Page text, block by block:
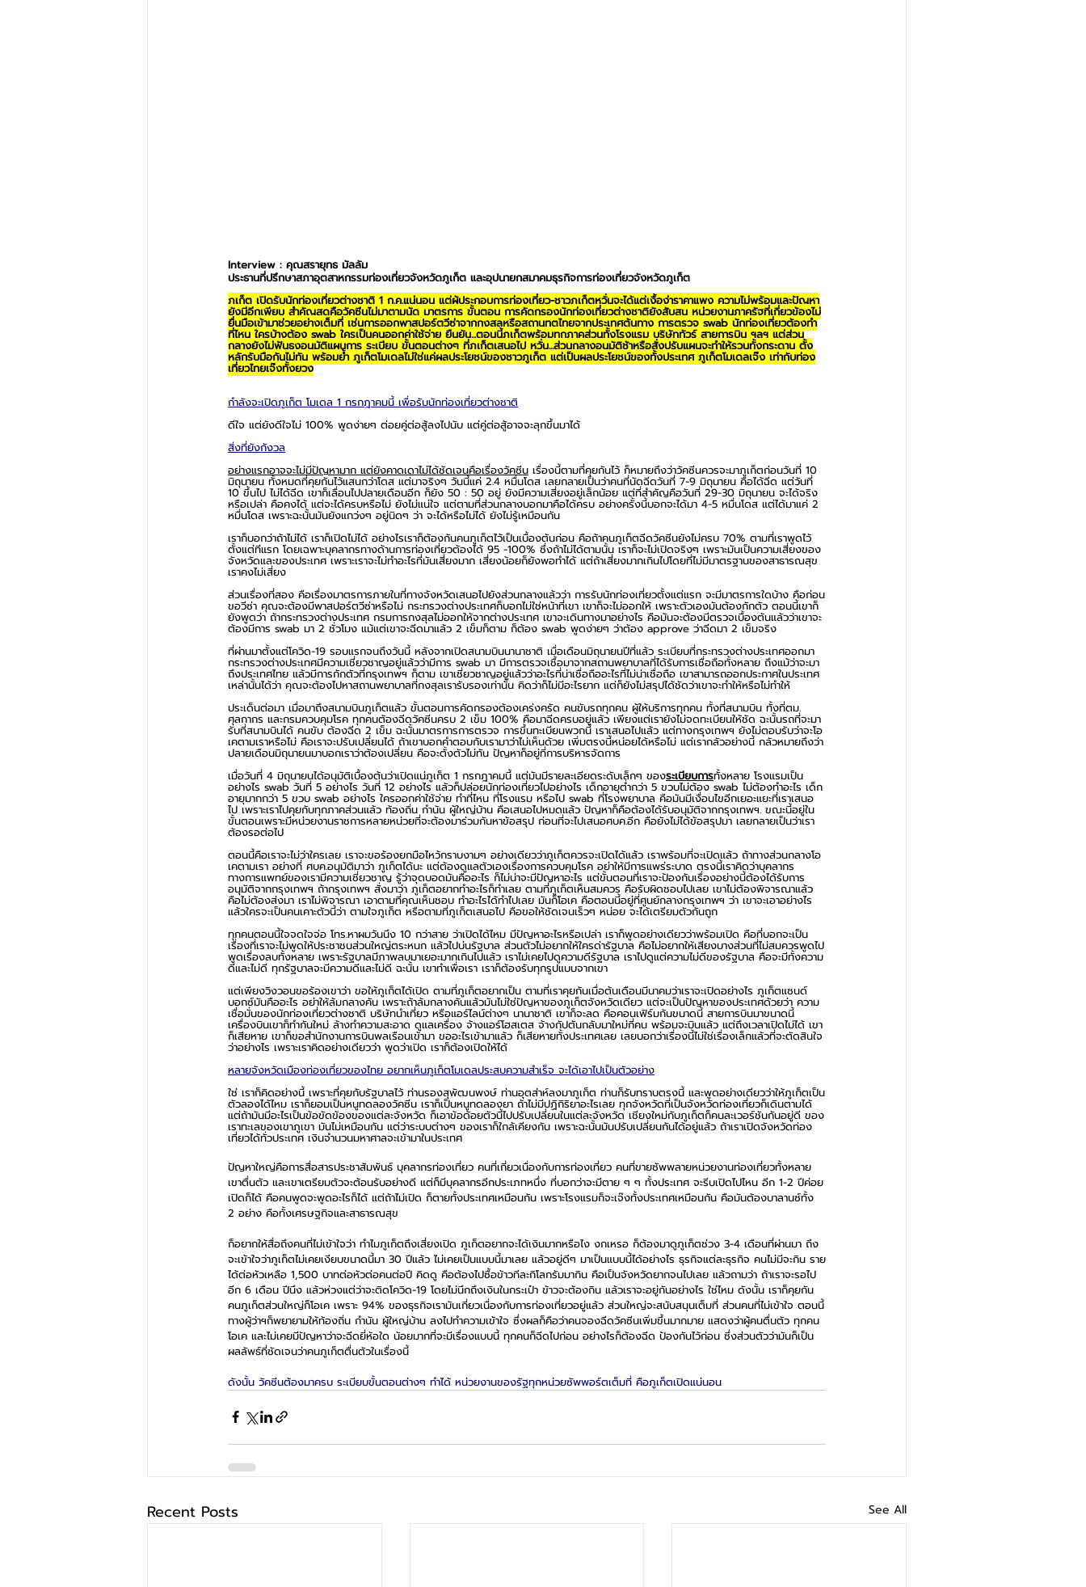
Interview : คุณสรายุทธ มัลลัม
ประธานที่ปรึกษาสภาอุตสาหกรรมท่องเที่ยวจังหวัดภูเก็ต และอุปนายกสมาคมธุรกิจการท่องเที่ยวจังหวัดภูเก็ต
ภูเก็ต เปิดรับนักท่องเที่ยวต่างชาติ 1 ก.ค.แน่นอน แต่ผู้ประกอบการท่องเที่ยว-ชาวภูเก็ตหวั่นจะได้แต่เงื้อง่าราคาแพง ความไม่พร้อมและปัญหา
ยังมีอีกเพียบ สำคัญสุดคือวัคซีนไม่มาตามนัด มาตรการ ขั้นตอน การคัดกรองนักท่องเที่ยวต่างชาติยังสับสน หน่วยงานภาครัฐที่เกี่ยวข้องไม่
ยื่นมือเข้ามาช่วยอย่างเต็มที่ เช่นการออกพาสปอร์ตวีซ่าจากกงสุลหรือสถานทูตไทยจากประเทศต้นทาง การตรวจ swab นักท่องเที่ยวต้องทำ
ที่ไหน ใครบ้างต้อง swab ใครเป็นคนออกค่าใช้จ่าย ยืนยัน...ตอนนี้ภูเก็ตพร้อมทุกภาคส่วนทั้งโรงแรม บริษัททัวร์ สายการบิน ฯลฯ แต่ส่วน
กลางยังไม่ฟันธงอนุมัติแผนการ ระเบียบ ขั้นตอนต่างๆ ที่ภูเก็ตเสนอไป หวั่น...ส่วนกลางอนุมัติช้าหรือสั่งปรับแผนจะทำให้รวนทั้งกระดาน ตั้ง
หลักรับมือกันไม่ทัน พร้อมย้ำ ภูเก็ตโมเดลไม่ใช่แค่ผลประโยชน์ของชาวภูเก็ต แต่เป็นผลประโยชน์ของทั้งประเทศ ภูเก็ตโมเดลเจ๊ง เท่ากับท่อง
เที่ยวไทยเจ๊งทั้งยวง
กำลังจะเปิดภูเก็ต โมเดล 1 กรกฎาคมนี้ เพื่อรับนักท่องเที่ยวต่างชาติ
ดีใจ แต่ยังดีใจไม่ 100% พูดง่ายๆ ต่อยคู่ต่อสู้ลงไปนับ แต่คู่ต่อสู้อาจจะลุกขึ้นมาได้
สิ่งที่ยังกังวล
อย่างแรกอาจจะไม่มีปัญหามาก แต่ยังคาดเดาไม่ได้ชัดเจนคือเรื่องวัคซีน เรื่องนี้ตามที่คุยกันไว้ ก็หมายถึงว่าวัคซีนควรจะมาภูเก็ตก่อนวันที่ 10
มิถุนายน ทั้งหมดที่คุยกันไว้แสนกว่าโดส แต่มาจริงๆ วันนี้แค่ 2.4 หมื่นโดส เลยกลายเป็นว่าคนที่นัดฉีดวันที่ 7-9 มิถุนายน คือได้ฉีด แต่วันที่
10 ขึ้นไป ไม่ได้ฉีด เขาก็เลื่อนไปปลายเดือนอีก ก็ยัง 50 : 50 อยู่ ยังมีความเสี่ยงอยู่เล็กน้อย แต่ที่สำคัญคือวันที่ 29-30 มิถุนายน จะได้จริง
หรือเปล่า คือคงได้ แต่จะได้ครบหรือไม่ ยังไม่แน่ใจ แต่ตามที่ส่วนกลางบอกมาคือได้ครบ อย่างครั้งนี้บอกจะได้มา 4-5 หมื่นโดส แต่ได้มาแค่ 2
หมื่นโดส เพราะฉะนั้นมันยังแกว่งๆ อยู่นิดๆ ว่า จะได้หรือไม่ได้ ยังไม่รู้เหมือนกัน
เราก็บอกว่าถ้าไม่ได้ เราก็เปิดไม่ได้ อย่างไรเราก็ต้องกันคนภูเก็ตไว้เป็นเบื้องต้นก่อน คือถ้าคนภูเก็ตฉีดวัคซีนยังไม่ครบ 70% ตามที่เราพูดไว้
ตั้งแต่ทีแรก โดยเฉพาะบุคลากรทางด้านการท่องเที่ยวต้องได้ 95 -100% ซึ่งถ้าไม่ได้ตามนั้น เราก็จะไม่เปิดจริงๆ เพราะมันเป็นความเสี่ยงของ
จังหวัดและของประเทศ เพราะเราจะไม่ทำอะไรที่มันเสี่ยงมาก เสี่ยงน้อยก็ยังพอทำได้ แต่ถ้าเสี่ยงมากเกินไปโดยที่ไม่มีมาตรฐานของสาธารณสุข
เราคงไม่เสี่ยง
ส่วนเรื่องที่สอง คือเรื่องมาตรการภายในที่ทางจังหวัดเสนอไปยังส่วนกลางแล้วว่า การรับนักท่องเที่ยวตั้งแต่แรก จะมีมาตรการใดบ้าง คือก่อน
ขอวีซ่า คุณจะต้องมีพาสปอร์ตวีซ่าหรือไม่ กระทรวงต่างประเทศก็บอกไม่ใช่หน้าที่เขา เขาก็จะไม่ออกให้ เพราะตัวเองมันต้องกักตัว ตอนนี้เขาก็
ยังพูดว่า ถ้ากระทรวงต่างประเทศ กรมการกงสุลไม่ออกให้จากต่างประเทศ เขาจะเดินทางมาอย่างไร คือมันจะต้องมีตรวจเบื้องต้นแล้วว่าเขาจะ
ต้องมีการ swab มา 2 ชั่วโมง แม้แต่เขาจะฉีดมาแล้ว 2 เข็มก็ตาม ก็ต้อง swab พูดง่ายๆ ว่าต้อง approve ว่าฉีดมา 2 เข็มจริง
ที่ผ่านมาตั้งแต่โควิด-19 รอบแรกจนถึงวันนี้ หลังจากเปิดสนามบินนานาชาติ เมื่อเดือนมิถุนายนปีที่แล้ว ระเบียบที่กระทรวงต่างประเทศออกมา
กระทรวงต่างประเทศมีความเชี่ยวชาญอยู่แล้วว่ามีการ swab มา มีการตรวจเชื้อมาจากสถานพยาบาลที่ได้รับการเชื่อถือทั้งหลาย ถึงแม้ว่าจะมา
ถึงประเทศไทย แล้วมีการกักตัวที่กรุงเทพฯ ก็ตาม เขาเชี่ยวชาญอยู่แล้วว่าอะไรที่น่าเชื่อถืออะไรที่ไม่น่าเชื่อถือ เขาสามารถออกประกาศในประเทศ
เหล่านั้นได้ว่า คุณจะต้องไปหาสถานพยาบาลที่กงสุลเรารับรองเท่านั้น คิดว่าก็ไม่มีอะไรยาก แต่ก็ยังไม่สรุปได้ชัดว่าเขาจะทำให้หรือไม่ทำให้
ประเด็นต่อมา เมื่อมาถึงสนามบินภูเก็ตแล้ว ขั้นตอนการคัดกรองต้องเคร่งครัด คนขับรถทุกคน ผู้ให้บริการทุกคน ทั้งที่สนามบิน ทั้งที่ตม.
ศุลกากร และกรมควบคุมโรค ทุกคนต้องฉีดวัคซีนครบ 2 เข็ม 100% คือมาฉีดครบอยู่แล้ว เพียงแต่เรายังไม่จดทะเบียนให้ชัด ฉะนั้นรถที่จะมา
รับที่สนามบินได้ คนขับ ต้องฉีด 2 เข็ม ฉะนั้นมาตรการการตรวจ การขึ้นทะเบียนพวกนี้ เราเสนอไปแล้ว แต่ทางกรุงเทพฯ ยังไม่ตอบรับว่าจะโอ
เคตามเราหรือไม่ คือเราจะปรับเปลี่ยนได้ ถ้าเขาบอกคำตอบกับเรามาว่าไม่เห็นด้วย เพิ่มตรงนี้หน่อยได้หรือไม่ แต่เรากลัวอย่างนี้ กลัวหมายถึงว่า
ปลายเดือนมิถุนายนมาบอกเราว่าต้องเปลี่ยน คือจะตั้งตัวไม่ทัน ปัญหาก็อยู่ที่การบริหารจัดการ
เมื่อวันที่ 4 มิถุนายนได้อนุมัติเบื้องต้นว่าเปิดแน่ภูเก็ต 1 กรกฎาคมนี้ แต่มันมีรายละเอียดระดับเล็กๆ ของระเบียบการทั้งหลาย โรงแรมเป็น
อย่างไร swab วันที่ 5 อย่างไร วันที่ 12 อย่างไร แล้วก็ปล่อยนักท่องเที่ยวไปอย่างไร เด็กอายุต่ำกว่า 5 ขวบไม่ต้อง swab ไม่ต้องทำอะไร เด็ก
อายุมากกว่า 5 ขวบ swab อย่างไร ใครออกค่าใช้จ่าย ทำที่ไหน ที่โรงแรม หรือไป swab ที่โรงพยาบาล คือมันมีเงื่อนไขอีกเยอะแยะที่เราเสนอ
ไป เพราะเราไปคุยกับทุกภาคส่วนแล้ว ท้องถิ่น กำนัน ผู้ใหญ่บ้าน คือเสนอไปหมดแล้ว ปัญหาก็คือต้องได้รับอนุมัติจากกรุงเทพฯ. ขณะนี้อยู่ใน
ขั้นตอนเพราะมีหน่วยงานราชการหลายหน่วยที่จะต้องมาร่วมกันหาข้อสรุป ก่อนที่จะไปเสนอศบค.อีก คือยังไม่ได้ข้อสรุปมา เลยกลายเป็นว่าเรา
ต้องรอต่อไป
ตอนนี้คือเราจะไม่ว่าใครเลย เราจะขอร้องยกมือไหว้กราบงามๆ อย่างเดียวว่าภูเก็ตควรจะเปิดได้แล้ว เราพร้อมที่จะเปิดแล้ว ถ้าทางส่วนกลางโอ
เคตามเรา อย่างที่ ศบค.อนุมัติมาว่า ภูเก็ตได้นะ แต่ต้องดูแลตัวเองเรื่องการควบคุมโรค อย่าให้มีการแพร่ระบาด ตรงนี้เราคิดว่าบุคลากร
ทางการแพทย์ของเรามีความเชี่ยวชาญ รู้ว่าจุดบอดมันคืออะไร ก็ไม่น่าจะมีปัญหาอะไร แต่ขั้นตอนที่เราจะป้องกันเรื่องอย่างนี้ต้องได้รับการ
อนุมัติจากกรุงเทพฯ ถ้ากรุงเทพฯ สั่งมาว่า ภูเก็ตอยากทำอะไรก็ทำเลย ตามที่ภูเก็ตเห็นสมควร คือรับผิดชอบไปเลย เขาไม่ต้องพิจารณาแล้ว
คือไม่ต้องส่งมา เราไม่พิจารณา เอาตามที่คุณเห็นชอบ ทำอะไรได้ทำไปเลย มันก็โอเค คือตอนนี้อยู่ที่ศูนย์กลางกรุงเทพฯ ว่า เขาจะเอาอย่างไร
แล้วใครจะเป็นคนเคาะตัวนี้ว่า ตามใจภูเก็ต หรือตามที่ภูเก็ตเสนอไป คือขอให้ชัดเจนเร็วๆ หน่อย จะได้เตรียมตัวกันถูก
ทุกคนตอนนี้ใจจดใจจ่อ โทร.หาผมวันนึง 10 กว่าสาย ว่าเปิดได้ไหม มีปัญหาอะไรหรือเปล่า เราก็พูดอย่างเดียวว่าพร้อมเปิด คือที่บอกจะเป็น
เรื่องที่เราจะไม่พูดให้ประชาชนส่วนใหญ่ตระหนก แล้วไปบ่นรัฐบาล ส่วนตัวไม่อยากให้ใครด่ารัฐบาล คือไม่อยากให้เสียงบางส่วนที่ไม่สมควรพูดไป
พูดเรื่องลบทั้งหลาย เพราะรัฐบาลมีภาพลบมาเยอะมากเกินไปแล้ว เราไม่เคยไปดูความดีรัฐบาล เราไปดูแต่ความไม่ดีของรัฐบาล คือจะมีทั้งความ
ดีและไม่ดี ทุกรัฐบาลจะมีความดีและไม่ดี ฉะนั้น เขาทำเพื่อเรา เราก็ต้องรับทุกรูปแบบจากเขา
แต่เพียงวิงวอนขอร้องเขาว่า ขอให้ภูเก็ตได้เปิด ตามที่ภูเก็ตอยากเป็น ตามที่เราคุยกันเมื่อต้นเดือนมีนาคมว่าเราจะเปิดอย่างไร ภูเก็ตแซนด์
บอกซ์มันคืออะไร อย่าให้ล้มกลางคัน เพราะถ้าล้มกลางคันแล้วมันไม่ใช่ปัญหาของภูเก็ตจังหวัดเดียว แต่จะเป็นปัญหาของประเทศด้วยว่า ความ
เชื่อมั่นของนักท่องเที่ยวต่างชาติ บริษัทนำเที่ยว หรือแอร์ไลน์ต่างๆ นานาชาติ เขาก็จะลด คือคอนเฟิร์มกันขนาดนี้ สายการบินมาขนาดนี้
เครื่องบินเขาก็ทำกันใหม่ ล้างทำความสะอาด ดูแลเครื่อง จ้างแอร์โฮสเตส จ้างกัปตันกลับมาใหม่กี่คน พร้อมจะบินแล้ว แต่ถึงเวลาเปิดไม่ได้ เขา
ก็เสียหาย เขาก็ขอสำนักงานการบินพลเรือนเข้ามา ขออะไรเข้ามาแล้ว ก็เสียหายทั้งประเทศเลย เลยบอกว่าเรื่องนี้ไม่ใช่เรื่องเล็กแล้วที่จะตัดสินใจ
ว่าอย่างไร เพราะเราคิดอย่างเดียวว่า พูดว่าเปิด เราก็ต้องเปิดให้ได้
หลายจังหวัดเมืองท่องเที่ยวของไทย อยากเห็นภูเก็ตโมเดลประสบความสำเร็จ จะได้เอาไปเป็นตัวอย่าง
ใช่ เราก็คิดอย่างนี้ เพราะที่คุยกับรัฐบาลไว้ ท่านรองสุพัฒนพงษ์ ท่านอุตส่าห์ลงมาภูเก็ต ท่านก็รับทราบตรงนี้ และพูดอย่างเดียวว่าให้ภูเก็ตเป็น
ตัวลองได้ไหม เราก็ยอมเป็นหนูทดลองวัคซีน เราก็เป็นหนูทดลองยา ถ้าไม่มีปฏิกิริยาอะไรเลย ทุกจังหวัดที่เป็นจังหวัดท่องเที่ยวก็เดินตามได้
แต่ถ้ามันมีอะไรเป็นข้อขัดข้องของแต่ละจังหวัด ก็เอาข้อด้อยตัวนี้ไปปรับเปลี่ยนในแต่ละจังหวัด เชียงใหม่กับภูเก็ตก็คนละเวอร์ชันกันอยู่ดี ของ
เราทะเลของเขาภูเขา มันไม่เหมือนกัน แต่ว่าระบบต่างๆ ของเราก็ใกล้เคียงกัน เพราะฉะนั้นมันปรับเปลี่ยนกันได้อยู่แล้ว ถ้าเราเปิดจังหวัดท่อง
เที่ยวได้ทั่วประเทศ เงินจำนวนมหาศาลจะเข้ามาในประเทศ
ปัญหาใหญ่คือการสื่อสารประชาสัมพันธ์ บุคลากรท่องเที่ยว คนที่เกี่ยวเนื่องกับการท่องเที่ยว คนที่ขายซัพพลายหน่วยงานท่องเที่ยวทั้งหลาย
เขาตื่นตัว และเขาเตรียมตัวจะต้อนรับอย่างดี แต่ก็มีบุคลากรอีกประเภทหนึ่ง ที่บอกว่าจะมีตาย ๆ ๆ ทั้งประเทศ จะรีบเปิดไปไหน อีก 1-2 ปีค่อย
เปิดก็ได้ คือคนพูดจะพูดอะไรก็ได้ แต่ถ้าไม่เปิด ก็ตายทั้งประเทศเหมือนกัน เพราะโรงแรมก็จะเจ๊งทั้งประเทศเหมือนกัน คือมันต้องบาลานซ์ทั้ง
2 อย่าง คือทั้งเศรษฐกิจและสาธารณสุข
ก็อยากให้สื่อถึงคนที่ไม่เข้าใจว่า ทำไมภูเก็ตถึงเสี่ยงเปิด ภูเก็ตอยากจะได้เงินมากหรือไง งกเหรอ ก็ต้องมาดูภูเก็ตช่วง 3-4 เดือนที่ผ่านมา ถึง
จะเข้าใจว่าภูเก็ตไม่เคยเงียบขนาดนี้มา 30 ปีแล้ว ไม่เคยเป็นแบบนี้มาเลย แล้วอยู่ดีๆ มาเป็นแบบนี้ได้อย่างไร ธุรกิจแต่ละธุรกิจ คนไม่มีจะกิน ราย
ได้ต่อหัวเหลือ 1,500 บาทต่อหัวต่อคนต่อปี คิดดู คือต้องไปซื้อข้าวทีละกิโลกรัมมากิน คือเป็นจังหวัดยากจนไปเลย แล้วถามว่า ถ้าเราจะรอไป
อีก 6 เดือน ปีนึง แล้วห่วงแต่ว่าจะติดโควิด-19 โดยไม่นึกถึงเงินในกระเป๋า ข้าวจะต้องกิน แล้วเราจะอยู่กันอย่างไร ใช่ไหม ดังนั้น เราก็คุยกัน
คนภูเก็ตส่วนใหญ่ก็โอเค เพราะ 94% ของธุรกิจเรามันเกี่ยวเนื่องกับการท่องเที่ยวอยู่แล้ว ส่วนใหญ่จะสนับสนุนเต็มที่ ส่วนคนที่ไม่เข้าใจ ตอนนี้
ทางผู้ว่าฯก็พยายามให้ท้องถิ่น กำนัน ผู้ใหญ่บ้าน ลงไปทำความเข้าใจ ซึ่งผลก็คือว่าคนจองฉีดวัคซีนเพิ่มขึ้นมากมาย แสดงว่าผู้คนตื่นตัว ทุกคน
โอเค และไม่เคยมีปัญหาว่าจะฉีดยี่ห้อใด น้อยมากที่จะมีเรื่องแบบนี้ ทุกคนก็ฉีดไปก่อน อย่างไรก็ต้องฉีด ป้องกันไว้ก่อน ซึ่งส่วนตัวว่ามันก็เป็น
ผลลัพธ์ที่ชัดเจนว่าคนภูเก็ตตื่นตัวในเรื่องนี้
ดังนั้น วัคซีนต้องมาครบ ระเบียบขั้นตอนต่างๆ ทำได้ หน่วยงานของรัฐทุกหน่วยซัพพอร์ตเต็มที่ คือภูเก็ตเปิดแน่นอน
Recent Posts See All